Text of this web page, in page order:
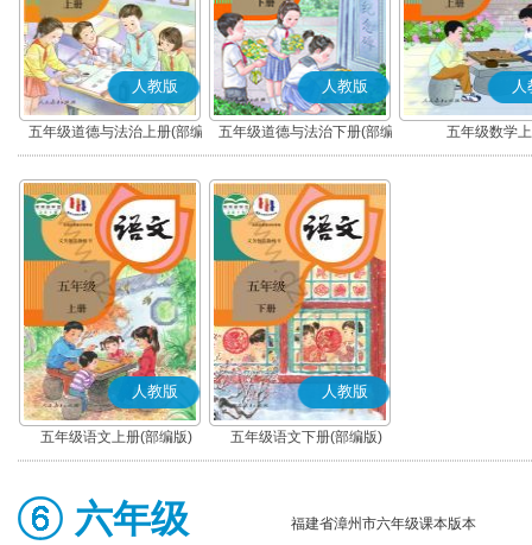
人教版
五年级道德与法治上册(部编
版)
人教版
五年级道德与法治下册(部编
版)
人
五年级数学
人教版
五年级语文上册(部编版)
人教版
五年级语文下册(部编版)
六年级 福建省漳州市六年级课本版本